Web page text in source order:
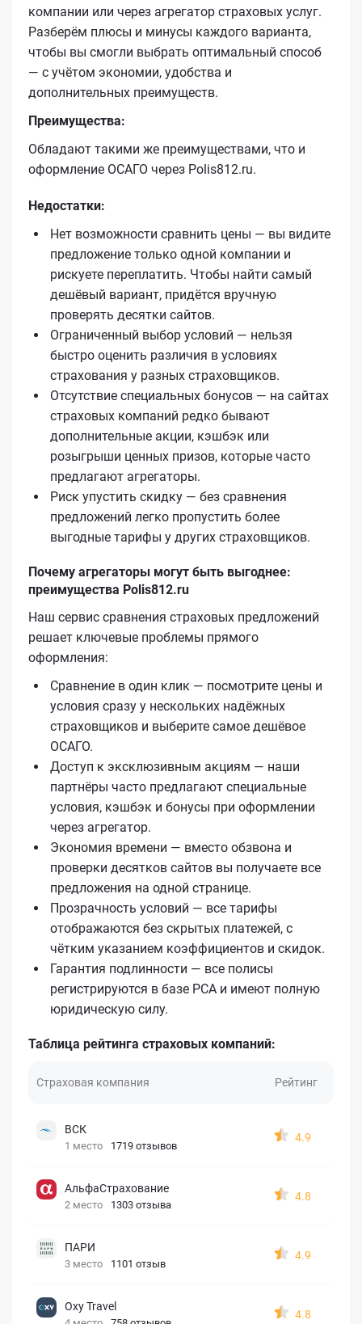
компании или через агрегатор страховых услуг.
Разберём плюсы и минусы каждого варианта,
чтобы вы смогли выбрать оптимальный способ
— с учётом экономии, удобства и
дополнительных преимуществ.
Преимущества:
Обладают такими же преимуществами, что и
оформление ОСАГО через Polis812.ru.
Недостатки:
Нет возможности сравнить цены — вы видите
предложение только одной компании и
рискуете переплатить. Чтобы найти самый
дешёвый вариант, придётся вручную
проверять десятки сайтов.
Ограниченный выбор условий — нельзя
быстро оценить различия в условиях
страхования у разных страховщиков.
Отсутствие специальных бонусов — на сайтах
страховых компаний редко бывают
дополнительные акции, кэшбэк или
розыгрыши ценных призов, которые часто
предлагают агрегаторы.
Риск упустить скидку — без сравнения
предложений легко пропустить более
выгодные тарифы у других страховщиков.
Почему агрегаторы могут быть выгоднее:
преимущества Polis812.ru
Наш сервис сравнения страховых предложений
решает ключевые проблемы прямого
оформления:
Сравнение в один клик — посмотрите цены и
условия сразу у нескольких надёжных
страховщиков и выберите самое дешёвое
ОСАГО.
Доступ к эксклюзивным акциям — наши
партнёры часто предлагают специальные
условия, кэшбэк и бонусы при оформлении
через агрегатор.
Экономия времени — вместо обзвона и
проверки десятков сайтов вы получаете все
предложения на одной странице.
Прозрачность условий — все тарифы
отображаются без скрытых платежей, с
чётким указанием коэффициентов и скидок.
Гарантия подлинности — все полисы
регистрируются в базе РСА и имеют полную
юридическую силу.
Таблица рейтинга страховых компаний:
Страховая компания Рейтинг
ВСК
1 место 1719 отзывов
4.9
АльфаСтрахование
2 место 1303 отзыва
4.8
ПАРИ
3 место 1101 отзыв
4.9
Oxy Travel
4.8